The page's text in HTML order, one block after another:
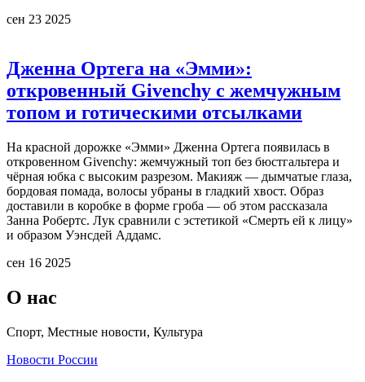
сен 23 2025
Дженна Ортега на «Эмми»:
откровенный Givenchy с жемчужным
топом и готическими отсылками
На красной дорожке «Эмми» Дженна Ортега появилась в
откровенном Givenchy: жемчужный топ без бюстгальтера и
чёрная юбка с высоким разрезом. Макияж — дымчатые глаза,
бордовая помада, волосы убраны в гладкий хвост. Образ
доставили в коробке в форме гроба — об этом рассказала
Занна Робертс. Лук сравнили с эстетикой «Смерть ей к лицу»
и образом Уэнсдей Аддамс.
сен 16 2025
О нас
Спорт, Местные новости, Культура
Новости России